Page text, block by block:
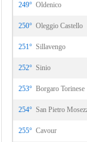
249° Oldenico
250° Oleggio Castello
251° Sillavengo
252° Sinio
253° Borgaro Torinese
254° San Pietro
255° Cavour